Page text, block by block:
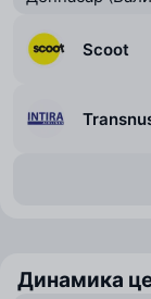
Scoot
Динамика